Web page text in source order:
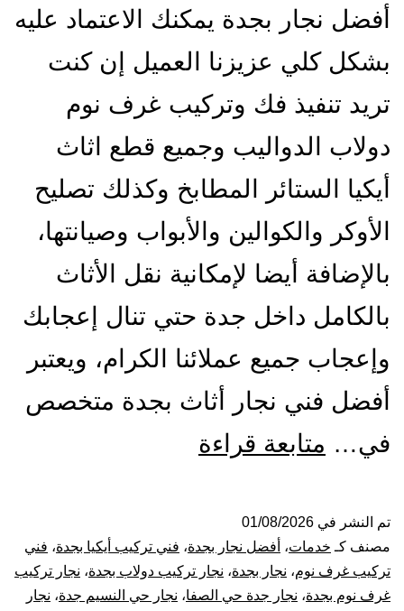
أفضل نجار بجدة يمكنك الاعتماد عليه
بشكل كلي عزيزنا العميل إن كنت
تريد تنفيذ فك وتركيب غرف نوم
دولاب الدواليب وجميع قطع اثاث
أيكيا الستائر المطابخ وكذلك تصليح
الأوكر والكوالين والأبواب وصيانتها،
بالإضافة أيضا لإمكانية نقل الأثاث
بالكامل داخل جدة حتي تنال إعجابك
وإعجاب جميع عملائنا الكرام، ويعتبر
أفضل فني نجار أثاث بجدة متخصص
في… متابعة قراءة
|
تم النشر في 01/08/2026
مصنف كـ خدمات، أفضل نجار بجدة، فني تركيب أيكيا بجدة، فني
تركيب غرف نوم، نجار بجدة، نجار تركيب دولاب بجدة، نجار تركيب
غرف نوم بجدة، نجار جدة حي الصفا، نجار حي النسيم جدة، نجار